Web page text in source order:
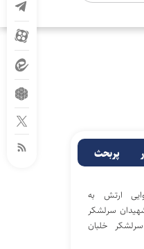
پربحث
ارتش به
سرلشکر
خلبان